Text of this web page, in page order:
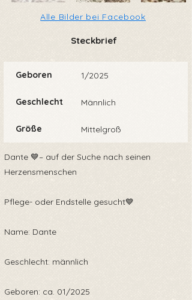
Alle Bilder bei Facebook
Steckbrief
Geboren 1/2025
Geschlecht Männlich
Größe Mittelgroß
Dante 💙– auf der Suche nach seinen
Herzensmenschen
Pflege- oder Endstelle gesucht💙
Name: Dante
Geschlecht: männlich
Geboren: ca. 01/2025